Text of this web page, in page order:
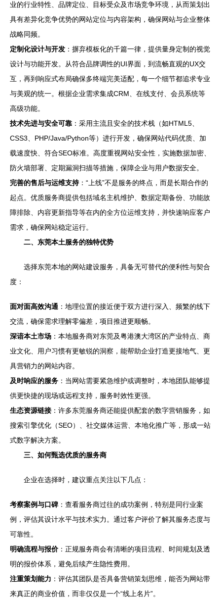
业的行业特性、品牌定位、目标受众及市场竞争环境，从而策划出
具有差异化竞争优势的网站定位与内容架构，确保网站与企业整体
战略同频。
定制化设计与开发 ：摒弃模板化的千篇一律，提供量身定制的视觉
设计与功能开发。从符合品牌调性的UI界面，到流畅直观的UX交
互，再到响应式布局确保多终端完美适配，每一个细节都追求专业
与美观的统一。根据企业需求集成CRM、在线支付、会员系统等
高级功能。
技术先进与安全可靠 ：采用主流且安全的技术栈（如HTML5、
CSS3、PHP/Java/Python等）进行开发，确保网站代码优质、加
载速度快、符合SEO标准。高度重视网站安全性，实施数据加密、
防火墙部署、定期漏洞扫描等措施，保障企业与用户数据安全。
完善的售后与运维支持：“上线”不是服务的终点，而是长期合作的
起点。优质服务商提供包括域名主机维护、数据定期备份、功能故
障排除、内容更新指导等在内的全方位运维支持，并快速响应客户
需求，确保网站稳定运行。
二、东莞本土服务的独特优势
选择东莞本地的网站建设服务，具备无可替代的便利性与契合
度：
面对面高效沟通 ：地理位置的接近便于双方进行深入、频繁的线下
交流，确保需求理解零偏差，项目推进更顺畅。
深谙本土市场 ：本地服务商对东莞及粤港澳大湾区的产业特点、商
业文化、用户习惯有更敏锐的洞察，能帮助企业打造更接地气、更
具营销力的网站内容。
及时响应的服务 ：当网站需要紧急维护或调整时，本地团队能够提
供更快捷的现场或远程支持，服务时效性更强。
生态资源链接 ：许多东莞服务商还能提供配套的数字营销服务，如
搜索引擎优化（SEO）、社交媒体运营、本地化推广等，形成一站
式数字解决方案。
三、如何甄选优质的服务商
企业在选择时，建议重点关注以下几点：
考察案例与口碑 ：查看服务商过往的成功案例，特别是同行业案
例，评估其设计水平与技术实力。通过客户评价了解其服务态度与
可靠性。
明确流程与报价：正规服务商会有清晰的项目流程、时间规划及透
明的报价体系，避免后续产生隐性费用。
注重策划能力 ：评估其团队是否具备营销策划思维，能否为网站带
来真正的商业价值，而非仅仅是一个“线上名片”。